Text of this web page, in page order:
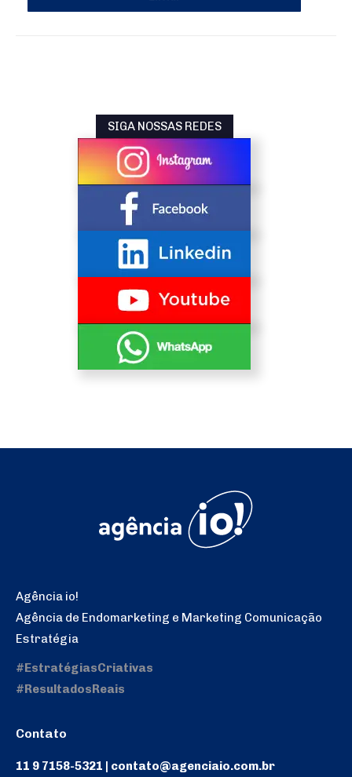
SIGA NOSSAS REDES
Agência io!
Agência de Endomarketing e Marketing Comunicação
Estratégia
#EstratégiasCriativas
#ResultadosReais
Contato
11 9 7158-5321 | contato@agenciaio.com.br